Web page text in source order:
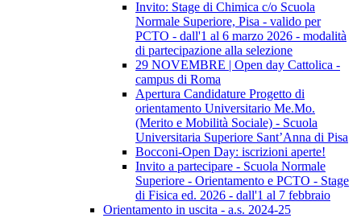
Invito: Stage di Chimica c/o Scuola
Normale Superiore, Pisa - valido per
PCTO - dall'1 al 6 marzo 2026 - modalità
di partecipazione alla selezione
29 NOVEMBRE | Open day Cattolica -
campus di Roma
Apertura Candidature Progetto di
orientamento Universitario Me.Mo.
(Merito e Mobilità Sociale) - Scuola
Universitaria Superiore Sant’Anna di Pisa
Bocconi-Open Day: iscrizioni aperte!
Invito a partecipare - Scuola Normale
Superiore - Orientamento e PCTO - Stage
di Fisica ed. 2026 - dall'1 al 7 febbraio
Orientamento in uscita - a.s. 2024-25